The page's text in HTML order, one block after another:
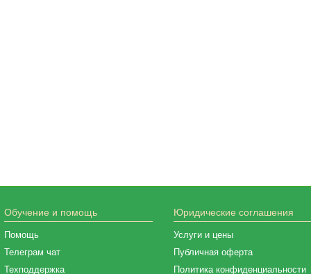
Обучение и помощь
Помощь
Телеграм чат
Техподдержка
Юридические соглашения
Услуги и цены
Публичная оферта
Политика конфиденциальности